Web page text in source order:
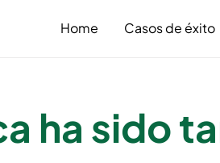
Home Casos de éxito
ha